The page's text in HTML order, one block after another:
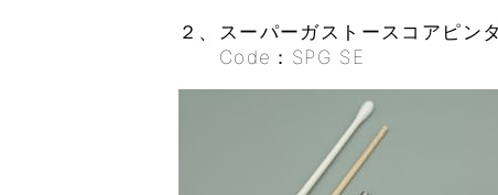
２、スーパーガストースコアピン
Code：SPG SE